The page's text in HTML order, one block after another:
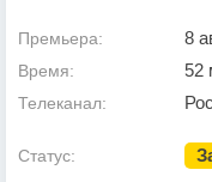
Премьера: 8
Время: 52
Телеканал:
Статус: